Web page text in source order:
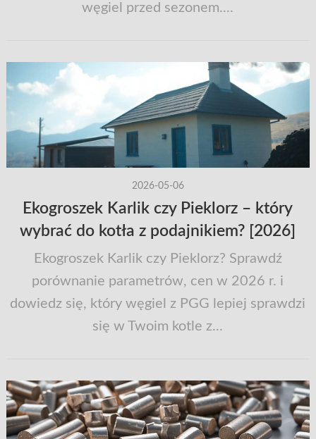
węgiel przed sezonem....
2026-05-06
Ekogroszek Karlik czy Pieklorz – który
wybrać do kotła z podajnikiem? [2026]
Ekogroszek Karlik czy Pieklorz? Sprawdź
porównanie parametrów, cen w 2026 r. i
dowiedz się, który węgiel z PGG lepiej sprawdzi
się w Twoim kotle z...